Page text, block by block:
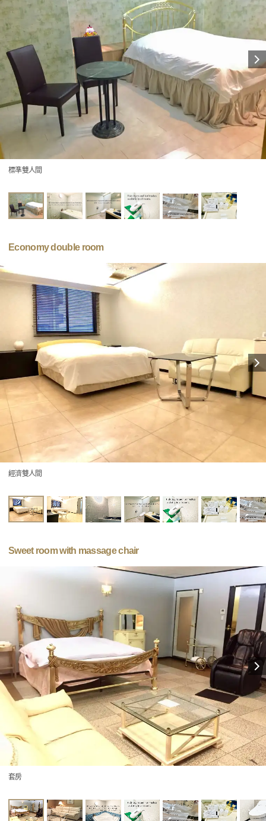
標準雙人間
Economy double room
經濟雙人間
Sweet room with massage chair
套房